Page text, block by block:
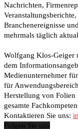
Nachrichten,
Branchenereignisse
mehrmals täglich
Wolfgang Klos-Geiger
dem
Medienunternehmer
für
Herstellung von Folien
gesamte
Kontaktieren Sie uns:
Folgen Sie uns